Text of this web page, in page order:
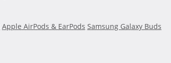
Apple AirPods & EarPods Samsung Galaxy Buds